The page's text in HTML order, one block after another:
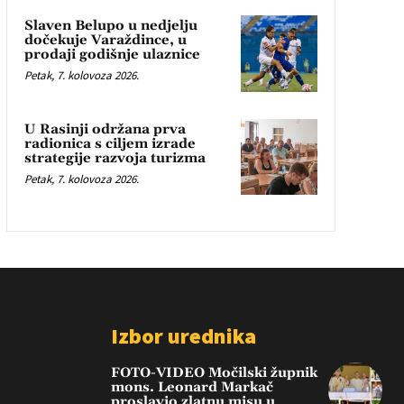
Slaven Belupo u nedjelju
dočekuje Varaždince, u
prodaji godišnje ulaznice
Petak, 7. kolovoza 2026.
U Rasinji održana prva
radionica s ciljem izrade
strategije razvoja turizma
Petak, 7. kolovoza 2026.
Izbor urednika
FOTO-VIDEO Močilski župnik
mons. Leonard Markač